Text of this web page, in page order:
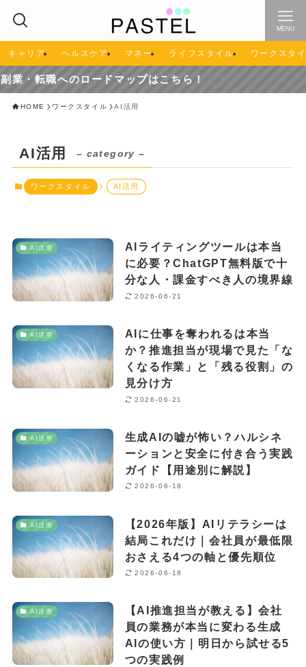
MENU
キャリア ヘルスケア マネー ライフスタイル ワークスタ
・転職へのロードマップはこちら！
HOME ワークスタイル AI活用
AI活用 – category –
ワークスタイル AI活用
AI活用
AIライティングツールは本当
に必要？ChatGPT無料版で十
分な人・課金すべき人の境界線
2026-06-21
AI活用
AIに仕事を奪われるは本当
か？推進担当が現場で見た「な
くなる作業」と「残る役割」の
見分け方
2026-06-21
AI活用
生成AIの嘘が怖い？ハルシネ
ーションと安全に付き合う実践
ガイド【用途別に解説】
2026-06-18
AI活用
【2026年版】AIリテラシーは
結局これだけ｜会社員が最低限
おさえる4つの軸と優先順位
2026-06-18
AI活用
【AI推進担当が教える】会社
員の業務が本当に変わる生成
AIの使い方｜明日から試せる5
つの実践例